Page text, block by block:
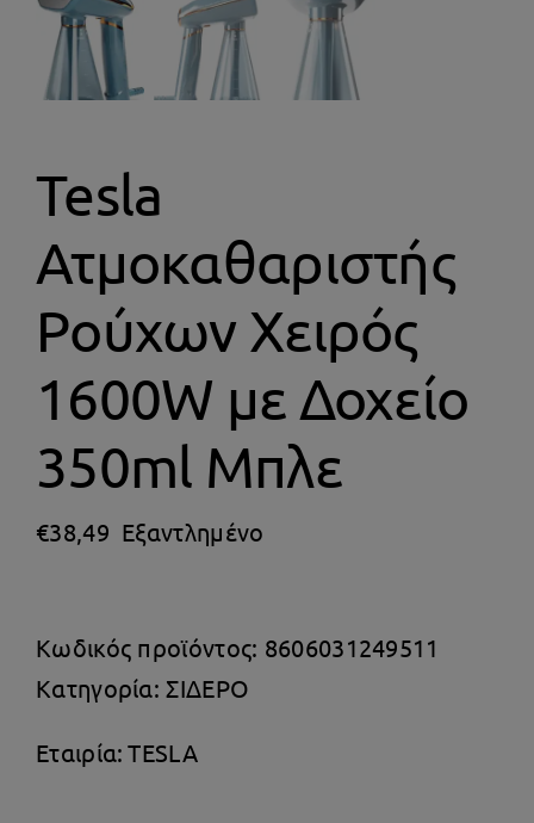
Gadgets
Θέρμανση
Tesla
Ατμοκαθαριστής
Ρούχων Χειρός
1600W με Δοχείο
350ml Μπλε
€38,49 Εξαντλημένο
Κωδικός προϊόντος: 8606031249511
Κατηγορία:ΣΙΔΕΡΟ
Εταιρία: TESLA